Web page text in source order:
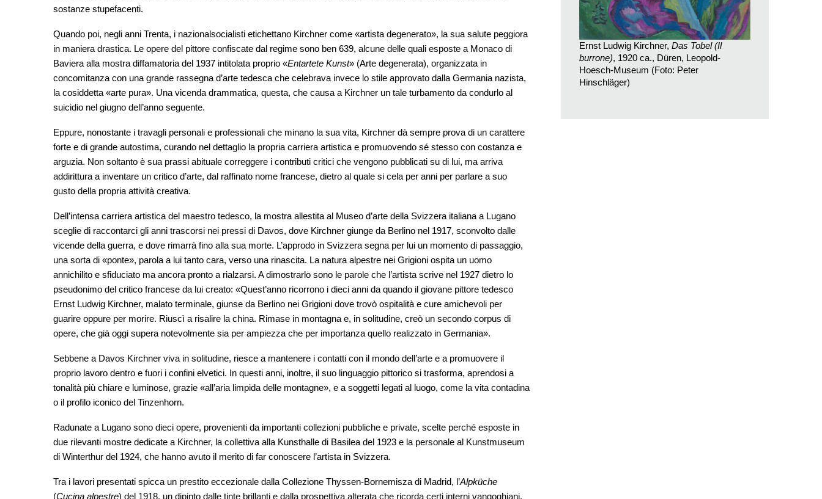
sostanze stupefacenti.
Quando poi, negli anni Trenta, i nazionalsocialisti etichettano Kirchner come «artista degenerato», la sua salute peggiora
in maniera drastica. Le opere del pittore confiscate dal regime sono ben 639, alcune delle quali esposte a Monaco di
Baviera alla mostra diffamatoria del 1937 intitolata proprio «Entartete Kunst» (Arte degenerata), organizzata in
concomitanza con una grande rassegna d’arte tedesca che celebrava invece lo stile approvato dalla Germania nazista,
la cosiddetta «arte pura». Una vicenda drammatica, questa, che causa a Kirchner un tale turbamento da condurlo al
suicidio nel giugno dell’anno seguente.
Eppure, nonostante i travagli personali e professionali che minano la sua vita, Kirchner dà sempre prova di un carattere
forte e di grande autostima, curando nel dettaglio la propria carriera artistica e promuovendo sé stesso con costanza e
arguzia. Non soltanto è sua prassi abituale correggere i contributi critici che vengono pubblicati su di lui, ma arriva
addirittura a inventare un critico d’arte, dal raffinato nome francese, dietro al quale si cela per anni per parlare a suo
gusto della propria attività creativa.
Dell’intensa carriera artistica del maestro tedesco, la mostra allestita al Museo d’arte della Svizzera italiana a Lugano
sceglie di raccontarci gli anni trascorsi nei pressi di Davos, dove Kirchner giunge da Berlino nel 1917, sconvolto dalle
vicende della guerra, e dove rimarrà fino alla sua morte. L’approdo in Svizzera segna per lui un momento di passaggio,
una sorta di «ponte», parola a lui tanto cara, verso una rinascita. La natura alpestre nei Grigioni ospita un uomo
annichilito e sfiduciato ma ancora pronto a rialzarsi. A dimostrarlo sono le parole che l’artista scrive nel 1927 dietro lo
pseudonimo del critico francese da lui creato: «Quest’anno ricorrono i dieci anni da quando il giovane pittore tedesco
Ernst Ludwig Kirchner, malato terminale, giunse da Berlino nei Grigioni dove trovò ospitalità e cure amichevoli per
guarire oppure per morire. Riuscì a risalire la china. Rimase in montagna e, in solitudine, creò un secondo corpus di
opere, che già oggi supera notevolmente sia per ampiezza che per importanza quello realizzato in Germania».
Sebbene a Davos Kirchner viva in solitudine, riesce a mantenere i contatti con il mondo dell’arte e a promuovere il
proprio lavoro dentro e fuori i confini elvetici. In questi anni, inoltre, il suo linguaggio pittorico si trasforma, aprendosi a
tonalità più chiare e luminose, grazie «all’aria limpida delle montagne», e a soggetti legati al luogo, come la vita contadina
o il profilo iconico del Tinzenhorn.
Radunate a Lugano sono dieci opere, provenienti da importanti collezioni pubbliche e private, scelte perché esposte in
due rilevanti mostre dedicate a Kirchner, la collettiva alla Kunsthalle di Basilea del 1923 e la personale al Kunstmuseum
di Winterthur del 1924, che hanno avuto il merito di far conoscere l’artista in Svizzera.
Tra i lavori presentati spicca un prestito eccezionale dalla Collezione Thyssen-Bornemisza di Madrid, l’Alpküche
(Cucina alpestre) del 1918, un dipinto dalle tinte brillanti e dalla prospettiva alterata che ricorda certi interni vangoghiani.
Ernst Ludwig Kirchner, Das Tobel (Il
burrone), 1920 ca., Düren, Leopold-
Hoesch-Museum (Foto: Peter
Hinschläger)